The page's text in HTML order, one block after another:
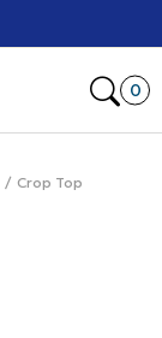
0
Crop Top